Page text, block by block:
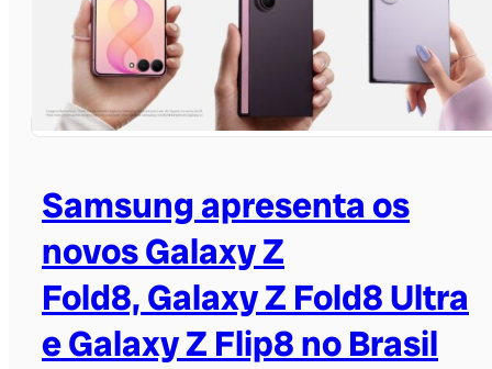
Samsung apresenta os
novos Galaxy Z
Fold8, Galaxy Z Fold8 Ultra
e Galaxy Z Flip8 no Brasil